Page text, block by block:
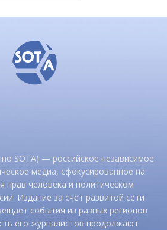
SOTA) — российское независимое
медиа, сфокусированное на
прав человека и политическом
Издание за счет развитой сети
события из разных регионов
его журналистов продолжают